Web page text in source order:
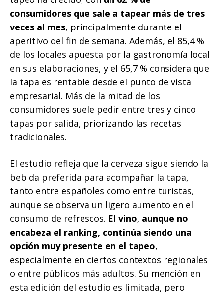
consumidores que sale a tapear más de tres
veces al mes, principalmente durante el
aperitivo del fin de semana. Además, el 85,4 %
de los locales apuesta por la gastronomía local
en sus elaboraciones, y el 65,7 % considera que
la tapa es rentable desde el punto de vista
empresarial. Más de la mitad de los
consumidores suele pedir entre tres y cinco
tapas por salida, priorizando las recetas
tradicionales.
El estudio refleja que la cerveza sigue siendo la
bebida preferida para acompañar la tapa,
tanto entre españoles como entre turistas,
aunque se observa un ligero aumento en el
consumo de refrescos. El vino, aunque no
encabeza el ranking, continúa siendo una
opción muy presente en el tapeo,
especialmente en ciertos contextos regionales
o entre públicos más adultos. Su mención en
esta edición del estudio es limitada, pero